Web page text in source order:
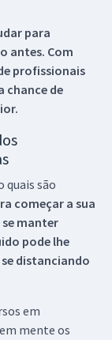
para
antes. Com
profissionais
chance de
quais são
começar a sua
manter
pode lhe
distanciando
em
mente os